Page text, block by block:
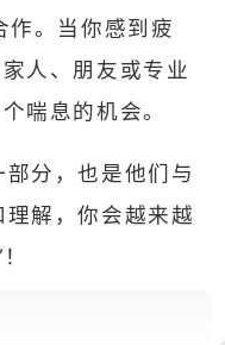
作。当你感到疲
人、朋友或专业
喘息的机会。
分，也是他们与
解，你会越来越